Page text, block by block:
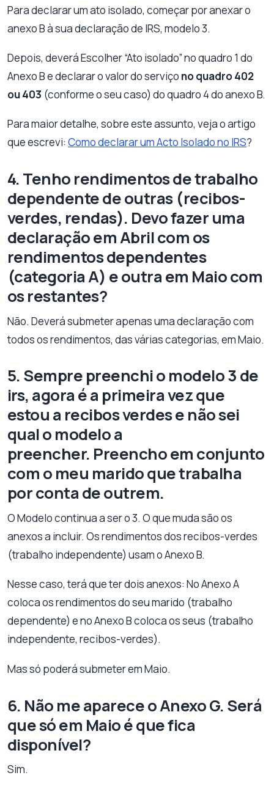
Para declarar um ato isolado, começar por anexar o
anexo B à sua declaração de IRS, modelo 3.
Depois, deverá Escolher “Ato isolado” no quadro 1 do
Anexo B e declarar o valor do serviço no quadro 402
ou 403 (conforme o seu caso) do quadro 4 do anexo B.
Para maior detalhe, sobre este assunto, veja o artigo
que escrevi: Como declarar um Acto Isolado no IRS?
4. Tenho rendimentos de trabalho
dependente de outras (recibos-
verdes, rendas). Devo fazer uma
declaração em Abril com os
rendimentos dependentes
(categoria A) e outra em Maio com
os restantes?
Não. Deverá submeter apenas uma declaração com
todos os rendimentos, das várias categorias, em Maio.
5. Sempre preenchi o modelo 3 de
irs, agora é a primeira vez que
estou a recibos verdes e não sei
qual o modelo a
preencher. Preencho em conjunto
com o meu marido que trabalha
por conta de outrem.
O Modelo continua a ser o 3. O que muda são os
anexos a incluir. Os rendimentos dos recibos-verdes
(trabalho independente) usam o Anexo B.
Nesse caso, terá que ter dois anexos: No Anexo A
coloca os rendimentos do seu marido (trabalho
dependente) e no Anexo B coloca os seus (trabalho
independente, recibos-verdes).
Mas só poderá submeter em Maio.
6. Não me aparece o Anexo G. Será
que só em Maio é que fica
disponível?
Sim.